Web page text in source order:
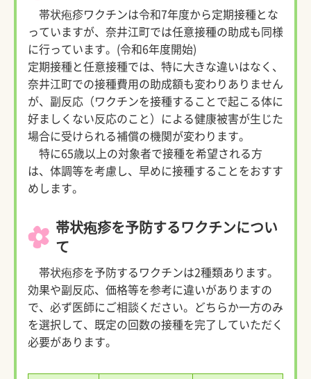
帯状疱疹ワクチンは令和7年度から定期接種とな
っていますが、奈井江町では任意接種の助成も同様
に行っています。(令和6年度開始)
定期接種と任意接種では、特に大きな違いはなく、
奈井江町での接種費用の助成額も変わりありません
が、副反応（ワクチンを接種することで起こる体に
好ましくない反応のこと）による健康被害が生じた
場合に受けられる補償の機関が変わります。
特に65歳以上の対象者で接種を希望される方
は、体調等を考慮し、早めに接種することをおすす
めします。
帯状疱疹を予防するワクチンについ
て
帯状疱疹を予防するワクチンは2種類あります。
効果や副反応、価格等を参考に違いがありますの
で、必ず医師にご相談ください。どちらか一方のみ
を選択して、既定の回数の接種を完了していただく
必要があります。